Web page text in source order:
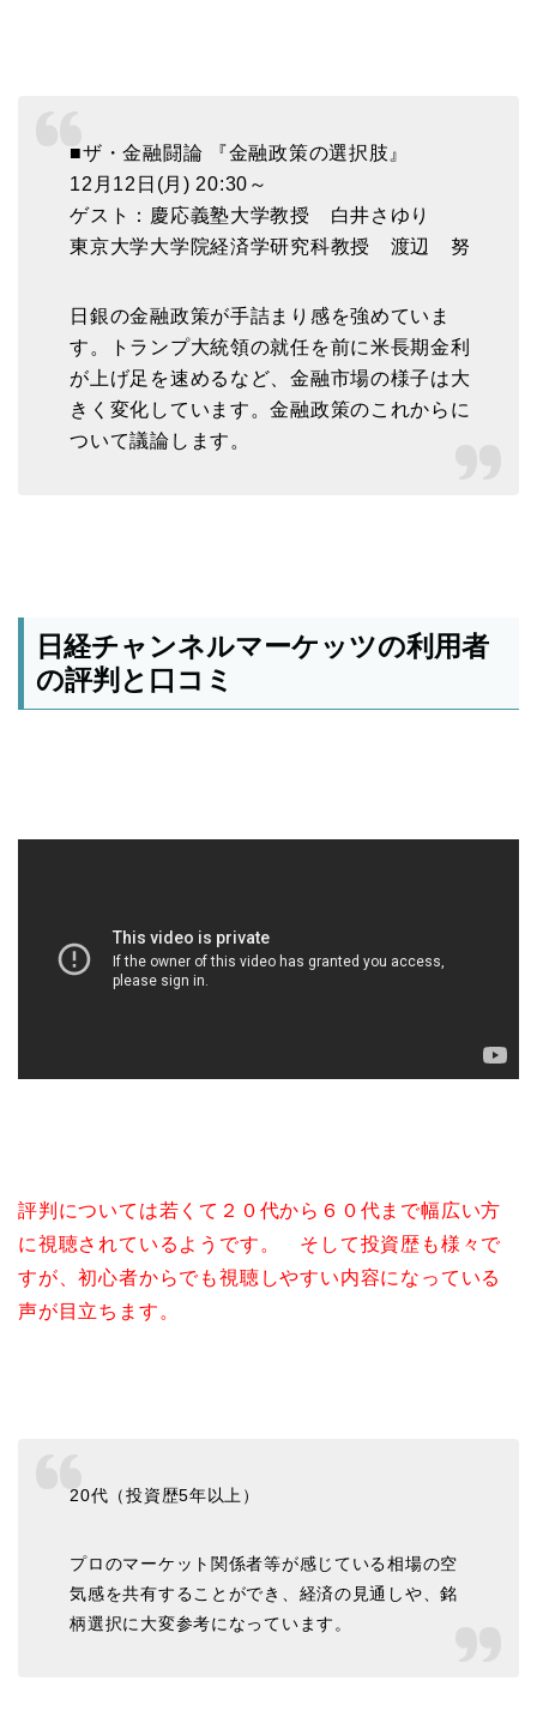
■ザ・金融闘論 『金融政策の選択肢』
12月12日(月) 20:30～
ゲスト：慶応義塾大学教授 白井さゆり
東京大学大学院経済学研究科教授 渡辺 努
日銀の金融政策が手詰まり感を強めていま
す。トランプ大統領の就任を前に米長期金利
が上げ足を速めるなど、金融市場の様子は大
きく変化しています。金融政策のこれからに
ついて議論します。
日経チャンネルマーケッツの利用者
の評判と口コミ
評判については若くて２０代から６０代まで幅広い方
に視聴されているようです。 そして投資歴も様々で
すが、初心者からでも視聴しやすい内容になっている
声が目立ちます。
20代（投資歴5年以上）
プロのマーケット関係者等が感じている相場の空
気感を共有することができ、経済の見通しや、銘
柄選択に大変参考になっています。